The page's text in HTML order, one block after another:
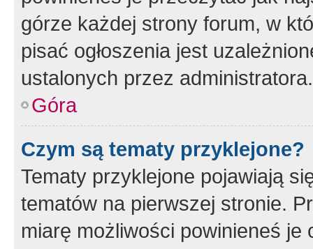
górze każdej strony forum, w
pisać ogłoszenia jest
ustalonych przez administratora.
Góra
Czym są tematy przyklejone?
Tematy przyklejone pojawiają
tematów na pierwszej stronie.
miarę możliwości powinieneś je